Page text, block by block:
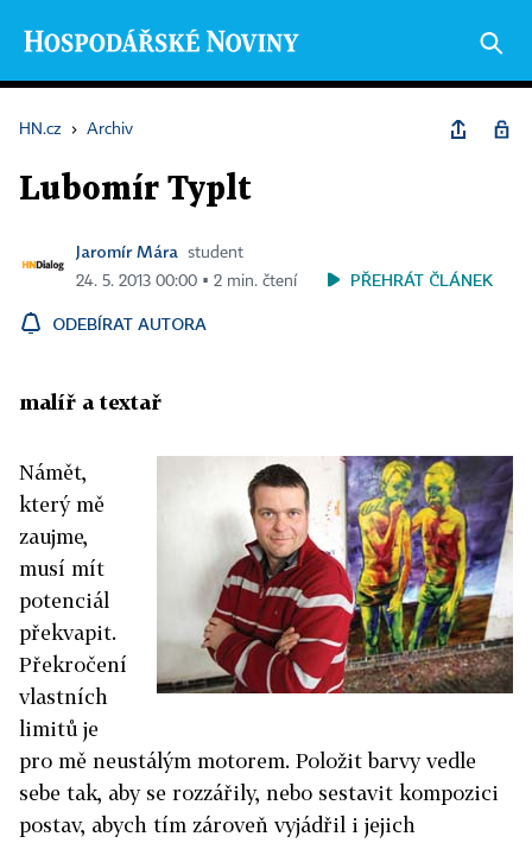
HN.cz › Archiv
Lubomír Typlt
Jaromír Mára
student
24. 5. 2013 00:00 ▪ 2 min. čtení
PŘEHRÁT ČLÁNEK
ODEBÍRAT AUTORA
malíř a textař
Námět,
který mě
zaujme,
musí mít
potenciál
překvapit.
Překročení
vlastních
limitů je
pro mě neustálým motorem. Položit barvy vedle
sebe tak, aby se rozzářily, nebo sestavit kompozici
postav, abych tím zároveň vyjádřil i jejich